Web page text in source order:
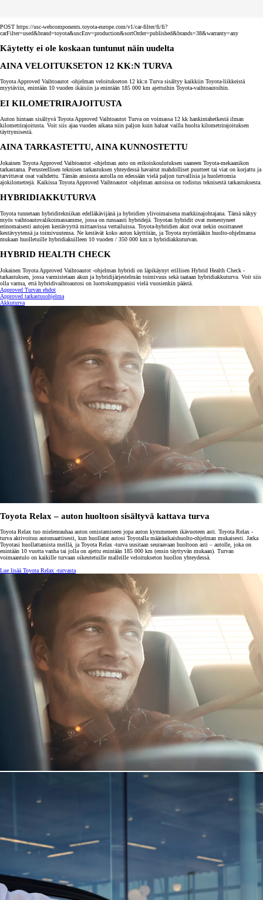
POST https://usc-webcomponents.toyota-europe.com/v1/car-filter/fi/fi?
carFilter=used&brand=toyota&uscEnv=production&sortOrder=published&brands=38&warranty=any
Käytetty ei ole koskaan tuntunut näin uudelta
AINA VELOITUKSETON 12 KK:N TURVA
Toyota Approved Vaihtoautot -ohjelman veloitukseton 12 kk:n Turva sisältyy kaikkiin Toyota-liikkeistä
myytäviin, enintään 10 vuoden ikäisiin ja enintään 185 000 km ajettuihin Toyota-vaihtoautoihin.
EI KILOMETRIRAJOITUSTA
Auton hintaan sisältyvä Toyota Approved Vaihtoautot Turva on voimassa 12 kk hankintahetkestä ilman
kilometrirajoitusta. Voit siis ajaa vuoden aikana niin paljon kuin haluat vailla huolta kilometrirajoituksen
täyttymisestä.
AINA TARKASTETTU, AINA KUNNOSTETTU
Jokainen Toyota Approved Vaihtoautot -ohjelman auto on erikoiskoulutuksen saaneen Toyota-mekaanikon
tarkastama. Perusteellisen teknisen tarkastuksen yhteydessä havaitut mahdolliset puutteet tai viat on korjattu ja
tarvittavat osat vaihdettu. Tämän ansiosta autolla on edessään vielä paljon turvallisia ja huolettomia
ajokilometrejä. Kaikissa Toyota Approved Vaihtoautot -ohjelman autoissa on todistus teknisestä tarkastuksesta.
HYBRIDIAKKUTURVA
Toyota tunnetaan hybriditekniikan edelläkävijänä ja hybridien ylivoimaisena markkinajohtajana. Tämä näkyy
myös vaihtoautovalikoimassamme, jossa on runsaasti hybridejä. Toyotan hybridit ovat menestyneet
erinomaisesti autojen kestävyyttä mittaavissa vertailuissa. Toyota-hybridien akut ovat nekin osoittaneet
kestävyytensä ja toimivuutensa. Ne kestävät koko auton käyttöiän, ja Toyota myöntääkin huolto-ohjelmansa
mukaan huolletuille hybridiakuilleen 10 vuoden / 350 000 km:n hybridiakkuturvan.
HYBRID HEALTH CHECK
Jokainen Toyota Approved Vaihtoautot -ohjelman hybridi on läpikäynyt erillisen Hybrid Health Check -
tarkastuksen, jossa varmistetaan akun ja hybridijärjestelmän toimivuus sekä taataan hybridiakkuturva. Voit siis
olla varma, että hybridivaihtoautosi on luottokumppanisi vielä vuosienkin päästä.
Approved Turvan ehdot
Approved tarkastusohjelma
Akkuturva
Toyota Relax – auton huoltoon sisältyvä kattava turva
Toyota Relax tuo mielenrauhaa auton omistamiseen jopa auton kymmeneen ikävuoteen asti. Toyota Relax -
turva aktivoituu automaattisesti, kun huollatat autosi Toyotalla määräaikaishuolto-ohjelman mukaisesti. Jatka
Toyotasi huollattamista meillä, ja Toyota Relax -turva uusitaan seuraavaan huoltoon asti – autolle, joka on
enintään 10 vuotta vanha tai jolla on ajettu enintään 185 000 km (ensin täyttyvän mukaan). Turvan
voimaantulo on kaikille turvaan oikeutetuille malleille veloitukseton huollon yhteydessä.
Lue lisää Toyota Relax -turvasta